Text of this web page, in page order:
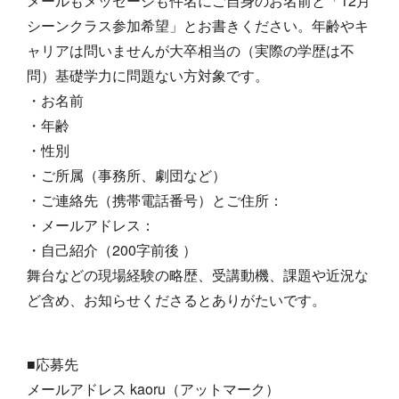
シーンクラス参加希望」とお書きください。年齢やキ
ャリアは問いませんが大卒相当の（実際の学歴は不
問）基礎学力に問題ない方対象です。
・お名前
・年齢
・性別
・ご所属（事務所、劇団など）
・ご連絡先（携帯電話番号）とご住所：
・メールアドレス：
・自己紹介（200字前後 ）
舞台などの現場経験の略歴、受講動機、課題や近況な
ど含め、お知らせくださるとありがたいです。
■応募先
メールアドレス kaoru（アットマーク）